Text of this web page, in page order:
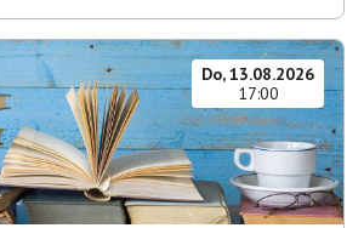
Do, 13.08.2026
17:00